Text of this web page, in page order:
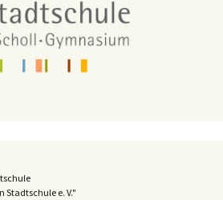
Stadtschule e. V."